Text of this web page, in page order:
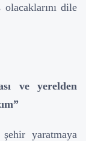
dile
ve yerelden
yaratmaya